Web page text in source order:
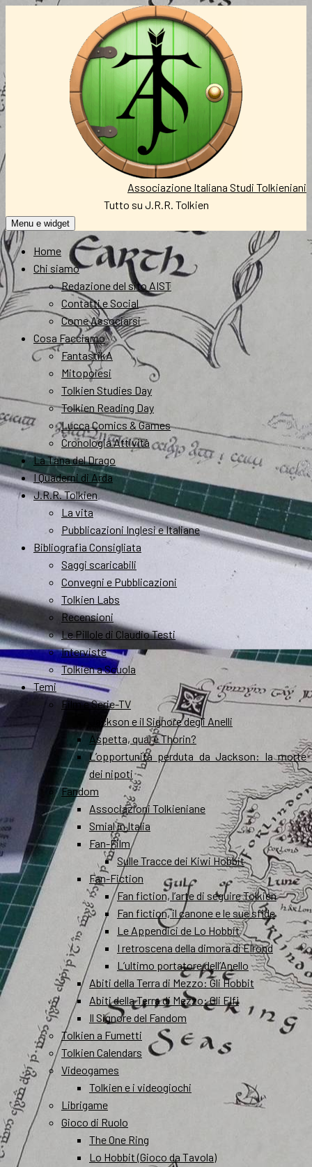
Associazione Italiana Studi Tolkieniani
Tutto su J.R.R. Tolkien
Menu e widget
Home
Chi siamo
Redazione del sito AIST
Contatti e Social
Come Associarsi
Cosa Facciamo
FantastikA
Mitopoiesi
Tolkien Studies Day
Tolkien Reading Day
Lucca Comics & Games
Cronologia Attività
La Tana del Drago
I Quaderni di Arda
J.R.R. Tolkien
La vita
Pubblicazioni Inglesi e Italiane
Bibliografia Consigliata
Saggi scaricabili
Convegni e Pubblicazioni
Tolkien Labs
Recensioni
Le Pillole di Claudio Testi
Interviste
Tolkien a Scuola
Temi
Film e Serie-TV
Jackson e il Signore degli Anelli
Aspetta, qual è Thorin?
L’opportunità perduta da Jackson: la morte
dei nipoti
Fandom
Associazioni Tolkieniane
Smial in Italia
Fan-Film
Sulle Tracce dei Kiwi Hobbit
Fan-Fiction
Fan fiction, l’arte di seguire Tolkien
Fan fiction, il canone e le sue sfide
Le Appendici de Lo Hobbit
I retroscena della dimora di Elrond
L’ultimo portatore dell’Anello
Abiti della Terra di Mezzo: Gli Hobbit
Abiti della Terra di Mezzo: Gli Elfi
Il Signore del Fandom
Tolkien a Fumetti
Tolkien Calendars
Videogames
Tolkien e i videogiochi
Librigame
Gioco di Ruolo
The One Ring
Lo Hobbit (Gioco da Tavola)